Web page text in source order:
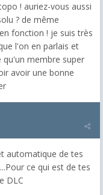
! auriez-vous aussi
? de même
fonction ! je suis très
l'on en parlais et
membre super
avoir une bonne
automatique de tes
ce qui est de tes
DLC